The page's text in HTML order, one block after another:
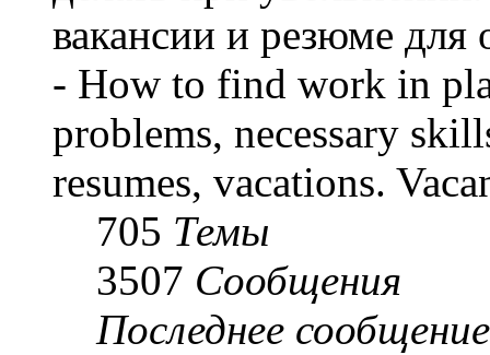
вакансии и резюме для
- How to find work in
problems, necessary
resumes, vacations.
705 Темы
3507 Сообщения
Последнее сообщение